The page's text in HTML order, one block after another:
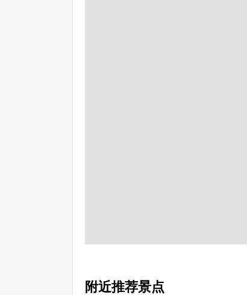
附近推荐景点